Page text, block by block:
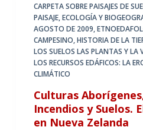
CARPETA SOBRE PAISAJES DE
PAISAJE,ECOLOGÍA Y
AGOSTO DE 2009,
CAMPESINO,HISTORIA DE LA
LOS SUELOS LAS PLANTAS Y LA
LOS RECURSOS EDÁFICOS: LA
CLIMÁTICO
Culturas
Incendios y Suelos.
en Nueva Zelanda